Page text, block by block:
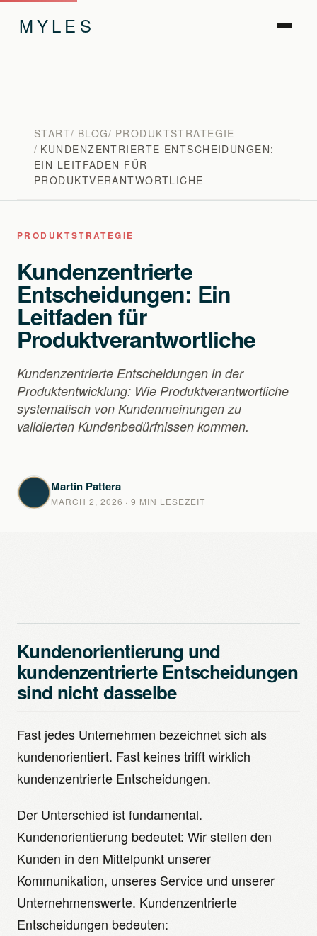
MYLES
START BLOG PRODUKTSTRATEGIE
KUNDENZENTRIERTE ENTSCHEIDUNGEN:
EIN LEITFADEN FÜR
PRODUKTVERANTWORTLICHE
PRODUKTSTRATEGIE
Kundenzentrierte
Entscheidungen: Ein
Leitfaden für
Produktverantwortliche
Kundenzentrierte Entscheidungen in der
Produktentwicklung: Wie Produktverantwortliche
systematisch von Kundenmeinungen zu
validierten Kundenbedürfnissen kommen.
Martin Pattera
MARCH 2, 2026 · 9 MIN LESEZEIT
Kundenorientierung und
kundenzentrierte Entscheidungen
sind nicht dasselbe
Fast jedes Unternehmen bezeichnet sich als
kundenorientiert. Fast keines trifft wirklich
kundenzentrierte Entscheidungen.
Der Unterschied ist fundamental.
Kundenorientierung bedeutet: Wir stellen den
Kunden in den Mittelpunkt unserer
Kommunikation, unseres Service und unserer
Unternehmenswerte. Kundenzentrierte
Entscheidungen bedeuten: